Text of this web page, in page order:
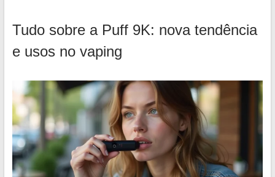
Tudo sobre a Puff 9K: nova tendência
e usos no vaping